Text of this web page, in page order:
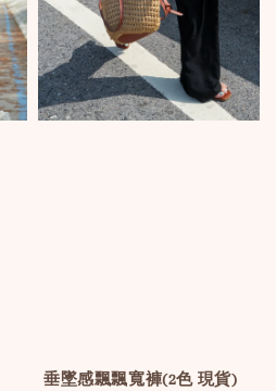
垂墜感飄飄寬褲(2色 現貨)